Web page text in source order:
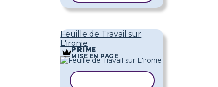
Feuille de Travail sur
L'ironie
PRIME
MISE EN PAGE